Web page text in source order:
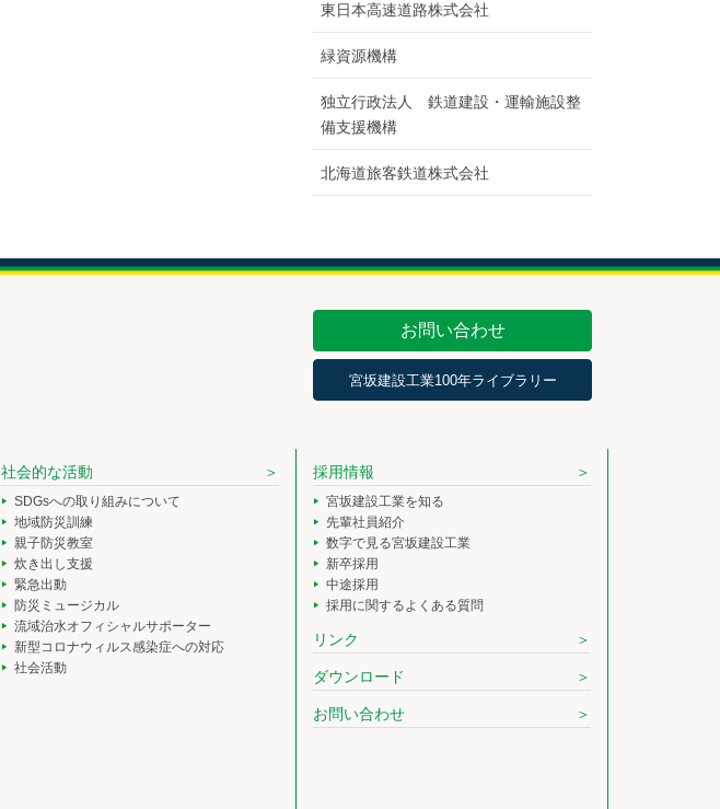
東日本高速道路株式会社
緑資源機構
独立行政法人 鉄道建設・運輸施設整
備支援機構
北海道旅客鉄道株式会社
お問い合わせ
宮坂建設工業100年ライブラリー
社会的な活動
SDGsへの取り組みについて
地域防災訓練
親子防災教室
炊き出し支援
緊急出動
防災ミュージカル
流域治水オフィシャルサポーター
新型コロナウィルス感染症への対応
社会活動
採用情報
宮坂建設工業を知る
先輩社員紹介
数字で見る宮坂建設工業
新卒採用
中途採用
採用に関するよくある質問
リンク
ダウンロード
お問い合わせ